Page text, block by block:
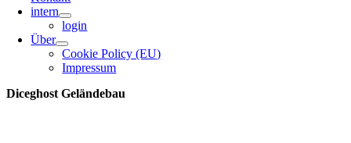
intern
login
Über
Cookie Policy (EU)
Impressum
Diceghost Geländebau